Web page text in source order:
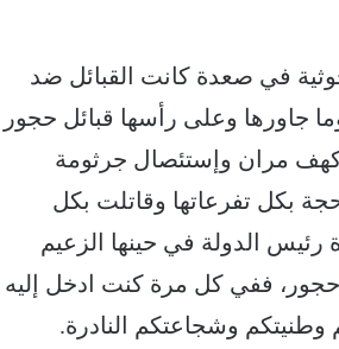
في صعدة كانت القبائل ضد
جاورها وعلى رأسها قبائل حجور
كهف مران وإستئصال جرثومة
بكل تفرعاتها وقاتلت بكل
رئيس الدولة في حينها الزعيم
حجور، ففي كل مرة كنت ادخل إليه
وطنيتكم وشجاعتكم النادرة.